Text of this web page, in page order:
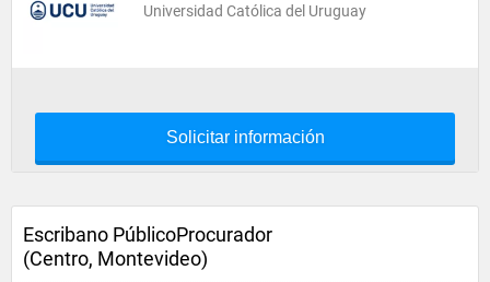
Universidad Católica del Uruguay
Solicitar información
Escribano PúblicoProcurador
(Centro, Montevideo)